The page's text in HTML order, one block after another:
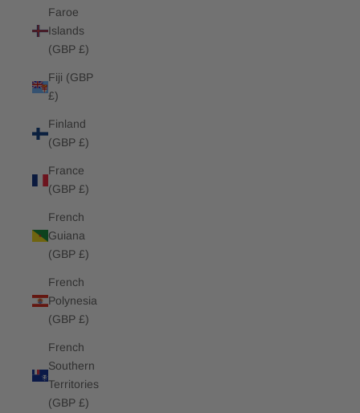
Faroe
Islands
(GBP £)
Fiji (GBP
£)
Finland
(GBP £)
France
(GBP £)
French
Guiana
(GBP £)
French
Polynesia
(GBP £)
French
Southern
Territories
(GBP £)